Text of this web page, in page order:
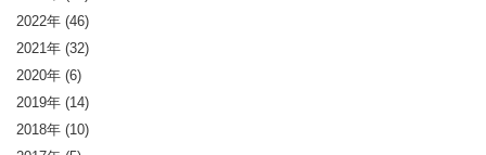
2022
(46)
2021
(32)
2020
(6)
2019
(14)
2018
(10)